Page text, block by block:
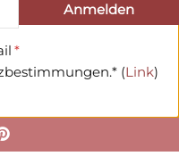
(Link)